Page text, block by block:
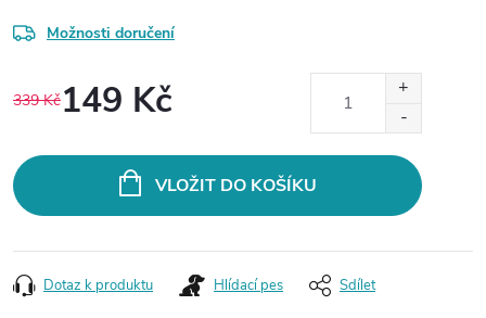
Možnosti doručení
339 Kč149 Kč
VLOŽIT DO KOŠÍKU
Dotaz k produktu Hlídací pes Sdílet